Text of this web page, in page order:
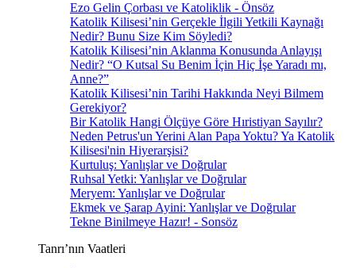
Ezo Gelin Çorbası ve Katoliklik - Önsöz
Katolik Kilisesi’nin Gerçekle İlgili Yetkili Kaynağı
Nedir? Bunu Size Kim Söyledi?
Katolik Kilisesi’nin Aklanma Konusunda Anlayışı
Nedir? “O Kutsal Su Benim İçin Hiç İşe Yaradı mı,
Anne?”
Katolik Kilisesi’nin Tarihi Hakkında Neyi Bilmem
Gerekiyor?
Bir Katolik Hangi Ölçüye Göre Hıristiyan Sayılır?
Neden Petrus'un Yerini Alan Papa Yoktu? Ya Katolik
Kilisesi'nin Hiyerarşisi?
Kurtuluş: Yanlışlar ve Doğrular
Ruhsal Yetki: Yanlışlar ve Doğrular
Meryem: Yanlışlar ve Doğrular
Ekmek ve Şarap Ayini: Yanlışlar ve Doğrular
Tekne Binilmeye Hazır! - Sonsöz
Tanrı’nın Vaatleri